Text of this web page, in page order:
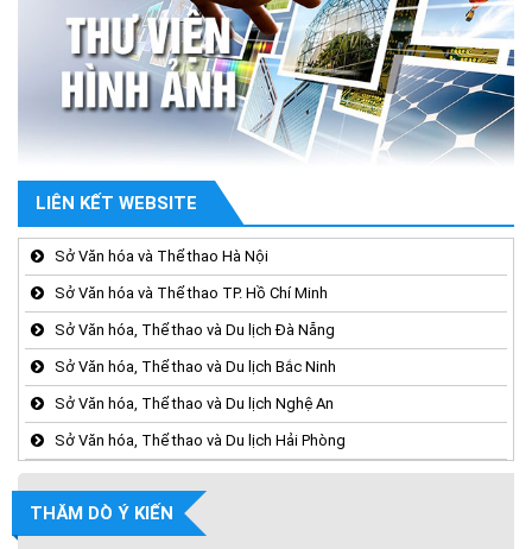
LIÊN KẾT WEBSITE
Sở Văn hóa và Thể thao Hà Nội
Sở Văn hóa và Thể thao TP. Hồ Chí Minh
Sở Văn hóa, Thể thao và Du lịch Đà Nẵng
Sở Văn hóa, Thể thao và Du lịch Bắc Ninh
Sở Văn hóa, Thể thao và Du lịch Nghệ An
Sở Văn hóa, Thể thao và Du lịch Hải Phòng
THĂM DÒ Ý KIẾN